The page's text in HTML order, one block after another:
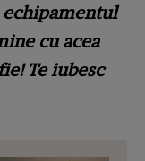
cu acea
Te iubesc